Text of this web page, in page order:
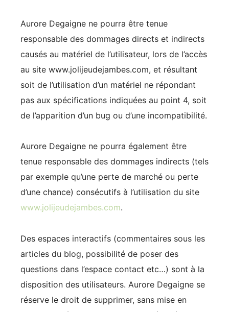
Aurore Degaigne ne pourra être tenue
responsable des dommages directs et indirects
causés au matériel de l’utilisateur, lors de l’accès
au site www.jolijeudejambes.com, et résultant
soit de l’utilisation d’un matériel ne répondant
pas aux spécifications indiquées au point 4, soit
de l’apparition d’un bug ou d’une incompatibilité.
Aurore Degaigne ne pourra également être
tenue responsable des dommages indirects (tels
par exemple qu’une perte de marché ou perte
d’une chance) consécutifs à l’utilisation du site
www.jolijeudejambes.com.
Des espaces interactifs (commentaires sous les
articles du blog, possibilité de poser des
questions dans l’espace contact etc…) sont à la
disposition des utilisateurs. Aurore Degaigne se
réserve le droit de supprimer, sans mise en